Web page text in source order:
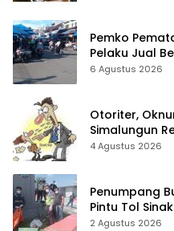
Pemko
Pelaku Jual
6 Agustus 2026
Otoriter,
Simalungun
4 Agustus 2026
Penumpang
Pintu Tol
Nanggar
2 Agustus 2026